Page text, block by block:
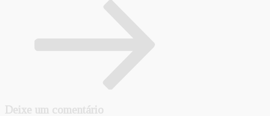
Deixe um comentário